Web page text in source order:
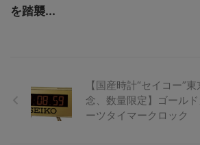
を踏襲...
【国産時計“セイコー”
念、数量限定】ゴール
ーツタイマークロック